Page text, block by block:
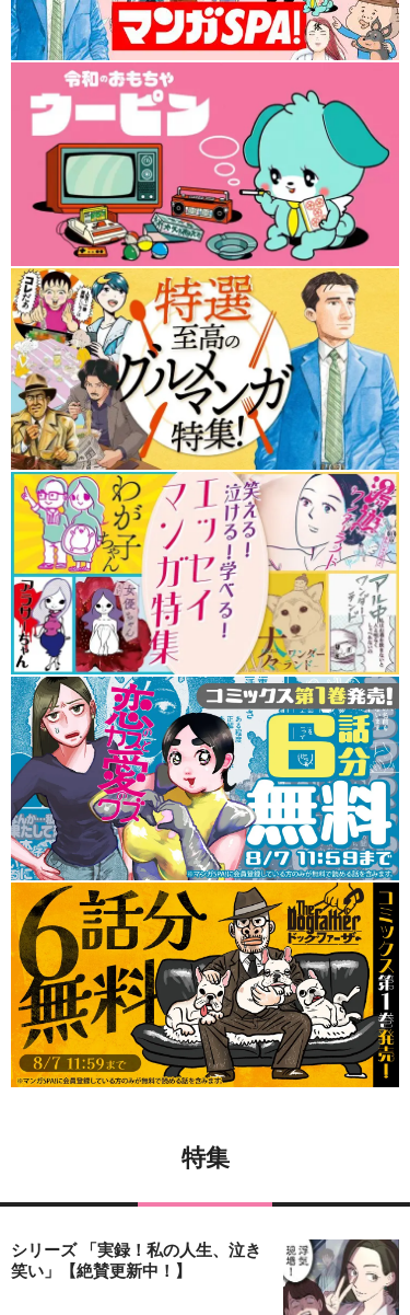
特集
シリーズ 「実録！私の人生、泣き
笑い」【絶賛更新中！】